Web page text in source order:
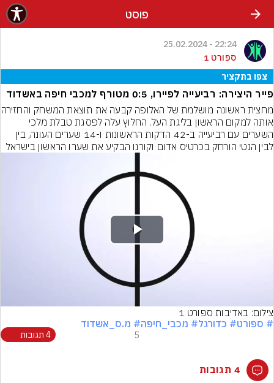
פוסט
22:24 - 25.02.2024
ספורט 1
צפו בתקציר
פייר היצירה: רביעייה לפיירו, 0:5 מטורף למכבי חיפה באשדוד
לבין הנטי הורחק בכרטיס אדום וקורנו הבקיע את שערו הראשון בישראל
Play
Video
צילום: באדיבות ספורט 1
# ספורט# כדורגל# מכבי_חיפה# מ.ס_אשדוד
5 4 תגובות
4 תגובות